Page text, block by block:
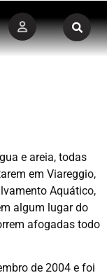
– ITÁLIA –
e areia, todas
em Viareggio,
Aquático,
algum lugar do
afogadas todo
de 2004 e foi